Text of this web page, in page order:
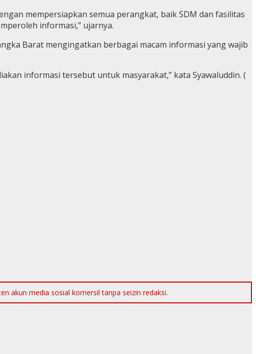
mempersiapkan semua perangkat, baik SDM dan fasilitas
informasi,” ujarnya.
Barat mengingatkan berbagai macam informasi yang wajib
informasi tersebut untuk masyarakat,” kata Syawaluddin. (
akun media sosial komersil tanpa seizin redaksi.